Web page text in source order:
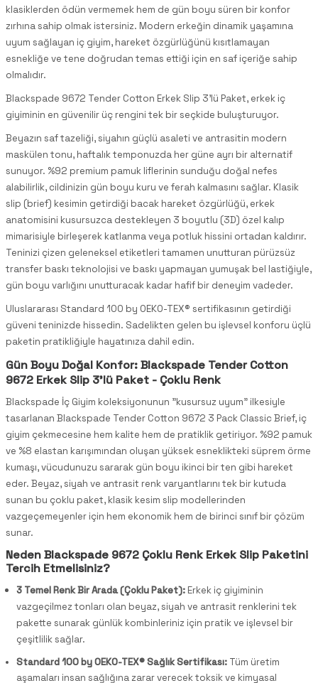
klasiklerden ödün vermemek hem de gün boyu süren bir konfor
zırhına sahip olmak istersiniz. Modern erkeğin dinamik yaşamına
uyum sağlayan iç giyim, hareket özgürlüğünü kısıtlamayan
esnekliğe ve tene doğrudan temas ettiği için en saf içeriğe sahip
olmalıdır.
Blackspade 9672 Tender Cotton Erkek Slip 3'lü Paket, erkek iç
giyiminin en güvenilir üç rengini tek bir seçkide buluşturuyor.
Beyazın saf tazeliği, siyahın güçlü asaleti ve antrasitin modern
maskülen tonu, haftalık temponuzda her güne ayrı bir alternatif
sunuyor. %92 premium pamuk liflerinin sunduğu doğal nefes
alabilirlik, cildinizin gün boyu kuru ve ferah kalmasını sağlar. Klasik
slip (brief) kesimin getirdiği bacak hareket özgürlüğü, erkek
anatomisini kusursuzca destekleyen 3 boyutlu (3D) özel kalıp
mimarisiyle birleşerek katlanma veya potluk hissini ortadan kaldırır.
Teninizi çizen geleneksel etiketleri tamamen unutturan pürüzsüz
transfer baskı teknolojisi ve baskı yapmayan yumuşak bel lastiğiyle,
gün boyu varlığını unutturacak kadar hafif bir deneyim vadeder.
Uluslararası Standard 100 by OEKO-TEX® sertifikasının getirdiği
güveni teninizde hissedin. Sadelikten gelen bu işlevsel konforu üçlü
paketin pratikliğiyle hayatınıza dahil edin.
Gün Boyu Doğal Konfor: Blackspade Tender Cotton
9672 Erkek Slip 3'lü Paket - Çoklu Renk
Blackspade İç Giyim koleksiyonunun "kusursuz uyum" ilkesiyle
tasarlanan Blackspade Tender Cotton 9672 3 Pack Classic Brief, iç
giyim çekmecesine hem kalite hem de pratiklik getiriyor. %92 pamuk
ve %8 elastan karışımından oluşan yüksek esneklikteki süprem örme
kumaşı, vücudunuzu sararak gün boyu ikinci bir ten gibi hareket
eder. Beyaz, siyah ve antrasit renk varyantlarını tek bir kutuda
sunan bu çoklu paket, klasik kesim slip modellerinden
vazgeçemeyenler için hem ekonomik hem de birinci sınıf bir çözüm
sunar.
Neden Blackspade 9672 Çoklu Renk Erkek Slip Paketini
Tercih Etmelisiniz?
3 Temel Renk Bir Arada (Çoklu Paket): Erkek iç giyiminin
vazgeçilmez tonları olan beyaz, siyah ve antrasit renklerini tek
pakette sunarak günlük kombinleriniz için pratik ve işlevsel bir
çeşitlilik sağlar.
Standard 100 by OEKO-TEX® Sağlık Sertifikası: Tüm üretim
aşamaları insan sağlığına zarar verecek toksik ve kimyasal